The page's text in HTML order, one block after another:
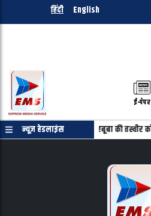
हिंदी English
ई-पेपर
न्यूज़ हेडलाइंस
की जरुरत नहीं महबूबा की तस्वीर